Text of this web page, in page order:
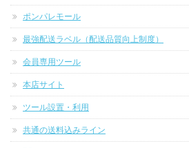
ポンパレモール
最強配送ラベル（配送品質向上制度）
会員専用ツール
本店サイト
ツール設置・利用
共通の送料込みライン